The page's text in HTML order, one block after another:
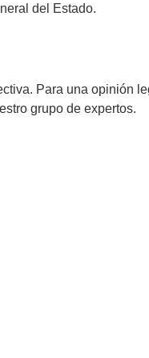
del Estado.
Para una opinión
grupo de expertos.